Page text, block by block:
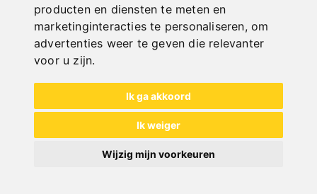
producten en diensten te meten en
marketinginteracties te personaliseren,om
advertenties weer te geven die relevanter
voor u zijn.
Ik ga akkoord
Ik weiger
Wijzig mijn voorkeuren
ONLINE
KATALOGE